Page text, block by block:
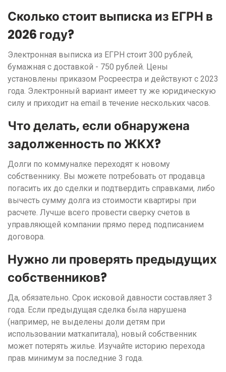
Сколько стоит выписка из ЕГРН в
2026 году?
Электронная выписка из ЕГРН стоит 300 рублей,
бумажная с доставкой - 750 рублей. Цены
установлены приказом Росреестра и действуют с 2023
года. Электронный вариант имеет ту же юридическую
силу и приходит на email в течение нескольких часов.
Что делать, если обнаружена
задолженность по ЖКХ?
Долги по коммуналке переходят к новому
собственнику. Вы можете потребовать от продавца
погасить их до сделки и подтвердить справками, либо
вычесть сумму долга из стоимости квартиры при
расчете. Лучше всего провести сверку счетов в
управляющей компании прямо перед подписанием
договора.
Нужно ли проверять предыдущих
собственников?
Да, обязательно. Срок исковой давности составляет 3
года. Если предыдущая сделка была нарушена
(например, не выделены доли детям при
использовании маткапитала), новый собственник
может потерять жилье. Изучайте историю перехода
прав минимум за последние 3 года.